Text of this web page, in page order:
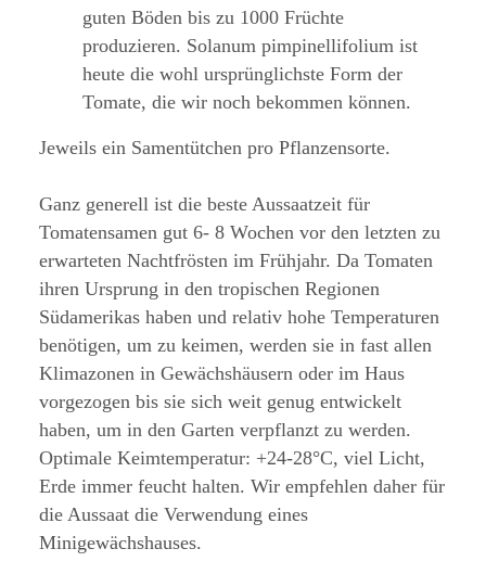
guten Böden bis zu 1000 Früchte
produzieren. Solanum pimpinellifolium ist
heute die wohl ursprünglichste Form der
Tomate, die wir noch bekommen können.
Jeweils ein Samentütchen pro Pflanzensorte.
Ganz generell ist die beste Aussaatzeit für
Tomatensamen gut 6- 8 Wochen vor den letzten zu
erwarteten Nachtfrösten im Frühjahr. Da Tomaten
ihren Ursprung in den tropischen Regionen
Südamerikas haben und relativ hohe Temperaturen
benötigen, um zu keimen, werden sie in fast allen
Klimazonen in Gewächshäusern oder im Haus
vorgezogen bis sie sich weit genug entwickelt
haben, um in den Garten verpflanzt zu werden.
Optimale Keimtemperatur: +24-28°C, viel Licht,
Erde immer feucht halten. Wir empfehlen daher für
die Aussaat die Verwendung eines
Minigewächshauses.